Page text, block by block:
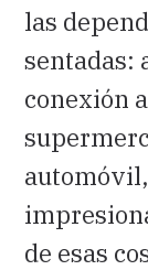
las
sentadas:
conexión
de esas